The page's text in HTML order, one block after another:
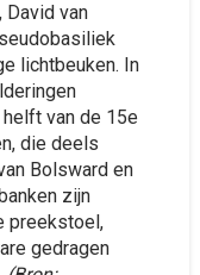
David van
lichtbeuken. In
van de 15e
die deels
Bolsward en
zijn
preekstoel,
gedragen